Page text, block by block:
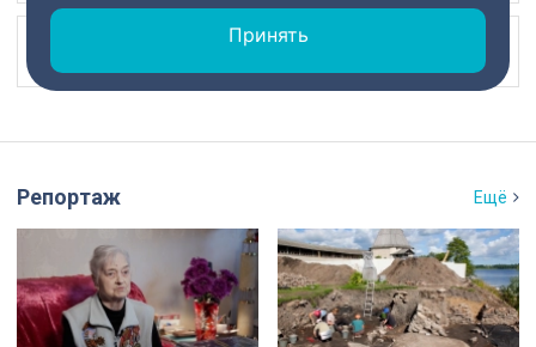
Наш канал в
Репортаж Ещё
Принять